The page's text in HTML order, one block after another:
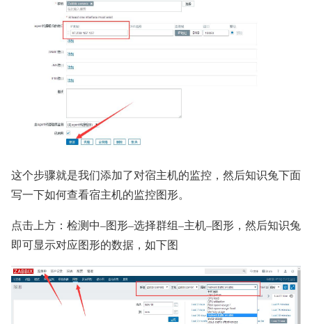
这个步骤就是我们添加了对宿主机的监控，然后知识兔下面
写一下如何查看宿主机的监控图形。
点击上方：检测中–图形–选择群组–主机–图形，然后知识兔
即可显示对应图形的数据，如下图